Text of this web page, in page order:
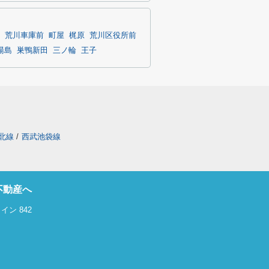
荒川車庫前 町屋 梶原
荒川区役所前
島
巣鴨新田 三ノ輪 王子
線 / 西武池袋線
動産へ
ン 842